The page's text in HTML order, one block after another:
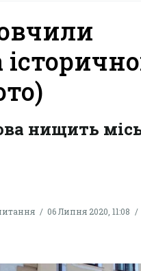
нищить
06 Липня 2020, 11:08